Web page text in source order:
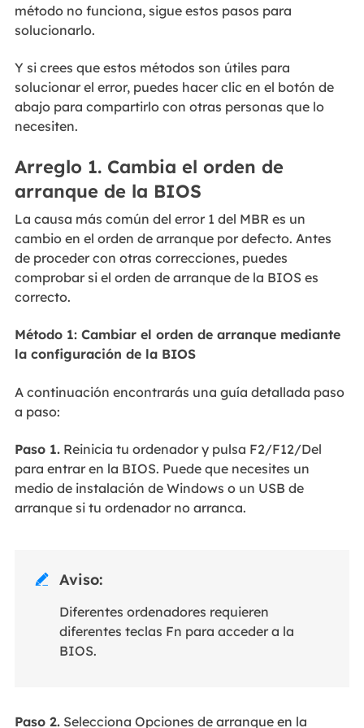
método no funciona, sigue estos pasos para
solucionarlo.
Y si crees que estos métodos son útiles para
solucionar el error, puedes hacer clic en el botón de
abajo para compartirlo con otras personas que lo
necesiten.
Arreglo 1. Cambia el orden de
arranque de la BIOS
La causa más común del error 1 del MBR es un
cambio en el orden de arranque por defecto. Antes
de proceder con otras correcciones, puedes
comprobar si el orden de arranque de la BIOS es
correcto.
Método 1: Cambiar el orden de arranque mediante
la configuración de la BIOS
A continuación encontrarás una guía detallada paso
a paso:
Paso 1.Reinicia tu ordenador y pulsa F2/F12/Del
para entrar en la BIOS. Puede que necesites un
medio de instalación de Windows o un USB de
arranque si tu ordenador no arranca.
 Aviso:
Diferentes ordenadores requieren
diferentes teclas Fn para acceder a la
BIOS.
Paso 2.Selecciona Opciones de arranque en la